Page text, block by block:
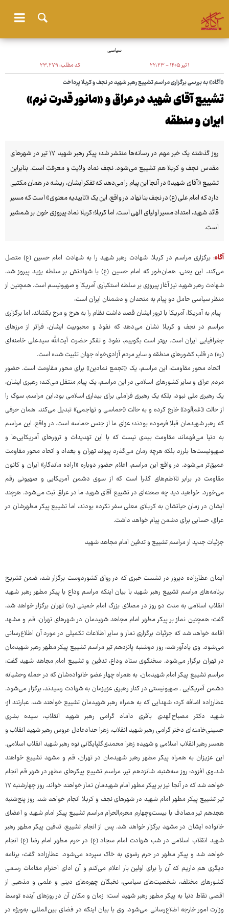
سیاسی
۱ تیر ۱۴۰۵ - ۲۲:۲۳ کد مطلب:۲۳٬۲۷۹
«آگاه» به بررسی برگزاری مراسم تشییع رهبر شهید در نجف و کربلا پرداخت
تشییع آقای شهید در عراق و «مانور قدرت نرم»
ایران و منطقه
روز گذشته یک خبر مهم در رسانه‌ها منتشر شد؛ پیکر رهبر شهید ۱۷ تیر در شهرهای
مقدس نجف و کربلا هم تشییع می‌شود. نجف نماد ولایت و معرفت است. بنابراین
تشییع «آقای شهید» در آنجا این پیام را می‌دهد که تفکر ایشان، ریشه در همان مکتبی
دارد که امام علی (ع) در نجف بنا نهاد. در واقع، این یک «تاییدیه معنوی» است که مسیر
قائد شهید، امتداد مسیر اولیای الهی است. اما کربلا؛ کربلا نماد پیروزی خون بر شمشیر
است.
آگاه: برگزاری مراسم در کربلا، شهادت رهبر شهید را به شهادت امام حسین (ع) متصل
می‌کند. این یعنی، همان‌طور که امام حسین (ع) با شهادتش بر سلطه یزید پیروز شد،
شهادت رهبر شهید نیز آغاز پیروزی بر سلطه استکباری آمریکا و صهیونیسم است. همچنین از
منظر سیاسی حامل دو پیام به متحدان و دشمنان ایران است:
پیام به آمریکا: آمریکا با ترور ایشان قصد داشت نظام را به هرج ‌و مرج بکشاند. اما برگزاری
مراسم در نجف و کربلا نشان می‌دهد که نفوذ و محبوبیت ایشان، فراتر از مرزهای
جغرافیایی ایران است. بهتر است بگوییم، نفوذ و تفکر حضرت آیت‌الله سیدعلی خامنه‌ای
(ره) در قلب کشورهای منطقه و سایر مردم آزادی‌خواه جهان تثبیت شده است.
اتحاد محور مقاومت: این مراسم، یک «تجمع نمادین» برای محور مقاومت است. حضور
مردم عراق و سایر کشورهای اسلامی در این مراسم، یک پیام منتقل می‌کند؛ رهبری ایشان،
یک رهبری ملی نبود، بلکه یک رهبری فراملی برای بیداری اسلامی بود.این مراسم، سوگ را
از حالت «غم‌آلود» خارج کرده و به حالت «حماسی و تهاجمی» تبدیل می‌کند. همان حرفی
که رهبر شهیدمان قبلا فرموده بودند؛ عزای ما از جنس حماسه است. در واقع، این مراسم
به دنیا می‌فهماند مقاومت بیدی نیست که با این تهدیدات و ترورهای آمریکایی‌ها و
صهیونیست‌ها بلرزد بلکه هرچه زمان می‌گذرد پیوند تهران و بغداد و اتحاد محور مقاومت
عمیق‌تر می‌شود. در واقع این مراسم، اعلام حضور دوباره «اراده ماندگار» ایران و کانون
مقاومت در برابر تلاطم‌های گذرا است که از سوی دشمن آمریکایی و صهیونی رقم
می‌خورد. خواهید دید چه صحنه‌ای در تشییع آقای شهید ما در عراق ثبت می‌شود. هرچند
ایشان در زمان حیاتشان به کربلای معلی سفر نکرده بودند، اما تشییع پیکر مطهرشان در
عراق، حسابی برای دشمن پیام خواهد داشت.
جزئیات جدید از مراسم تشییع و تدفین امام مجاهد شهید
ایمان عطارزاده دیروز در نشست خبری که در رواق کشوردوست برگزار شد، ضمن تشریح
برنامه‌های مراسم تشییع رهبر شهید با بیان اینکه مراسم وداع با پیکر مطهر رهبر شهید
انقلاب اسلامی به مدت دو روز در مصلای بزرگ امام خمینی (ره) تهران برگزار خواهد شد،
گفت: همچنین نماز بر پیکر مطهر امام مجاهد شهیدمان در شهرهای تهران، قم و مشهد
اقامه خواهد شد که جزئیات برگزاری نماز و سایر اطلاعات تکمیلی در مورد آن اطلاع‌رسانی
می‌شود. وی یادآور شد: روز دوشنبه پانزدهم تیر مراسم تشییع پیکر مطهر رهبر شهیدمان
در تهران برگزار می‌شود. سخنگوی ستاد وداع، تدفین و تشییع امام مجاهد شهید گفت:
مراسم تشییع پیکر امام شهیدمان، به همراه چهار عضو خانواده‌شان که در حمله وحشیانه
دشمن آمریکایی ـ صهیونیستی در کنار رهبری عزیزمان به شهادت رسیدند، برگزار می‌شود.
عطارزاده اضافه کرد: شهدایی که به همراه رهبر شهیدمان تشییع خواهند شد، عبارتند از:
شهید دکتر مصباح‌الهدی باقری داماد گرامی رهبر شهید انقلاب، سیده بشری
حسینی‌خامنه‌ای دختر گرامی رهبر شهید انقلاب، زهرا حدادعادل عروس رهبر شهید انقلاب و
همسر رهبر انقلاب اسلامی و شهیده زهرا محمدی‌گلپایگانی نوه رهبر شهید انقلاب اسلامی.
این عزیزان به همراه پیکر مطهر رهبر شهیدمان در تهران، قم و مشهد تشییع خواهند
شد.وی افزود: روز سه‌شنبه، شانزدهم تیر، مراسم تشییع پیکرهای مطهر در شهر قم انجام
خواهد شد که در آنجا نیز بر پیکر مطهر امام شهیدمان نماز خواهند خواند. روز چهارشنبه ۱۷
تیر تشییع پیکر مطهر امام شهید در شهرهای نجف و کربلا انجام خواهد شد. روز پنج‌شنبه
هجدهم تیر مصادف با بیست‌وچهارم محرم‌الحرام مراسم تشییع پیکر امام شهید و اعضای
خانواده ایشان در مشهد برگزار خواهد شد. پس از انجام تشییع، تدفین پیکر مطهر رهبر
شهید انقلاب اسلامی در شب شهادت امام سجاد (ع) در حرم مطهر امام رضا (ع) انجام
خواهد شد و پیکر مطهر در حرم رضوی به خاک سپرده می‌شود. عطارزاده گفت: برنامه
دیگری هم داریم که آن را برای اولین بار اعلام می‌کنم و آن ادای احترام مقامات رسمی
کشورهای مختلف، شخصیت‌های سیاسی، نخبگان چهره‌های دینی و علمی و مذهبی از
اقصی نقاط دنیا به پیکر مطهر رهبر شهید است؛ زمان و مکان آن در روزهای آینده توسط
وزارت امور خارجه اطلاع‌رسانی می‌شود. وی با بیان اینکه در فضای بین‌المللی، به‌ویژه در